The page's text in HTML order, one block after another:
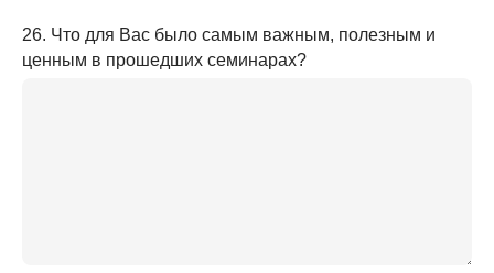
26. Что для Вас было самым важным, полезным и
ценным в прошедших семинарах?